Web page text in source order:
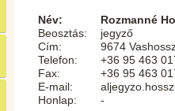
Név:
Rozmanné
Beosztás:
jegyző
Cím:
9674
Telefon:
+36 95 463
Fax:
+36 95 463
E-mail:
Honlap:
-